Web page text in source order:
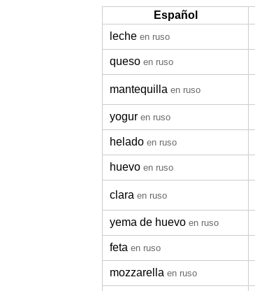
Español
leche en ruso
queso en ruso
mantequilla en ruso
yogur en ruso
helado en ruso
huevo en ruso
clara en ruso
yema de huevo en ruso
feta en ruso
mozzarella en ruso